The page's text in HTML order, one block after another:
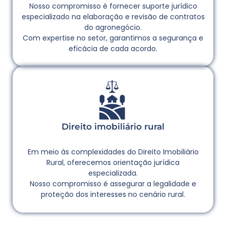
Nosso compromisso é fornecer suporte jurídico
especializado na elaboração e revisão de contratos
do agronegócio.
Com expertise no setor, garantimos a segurança e
eficácia de cada acordo.
Direito imobiliário rural
Em meio às complexidades do Direito Imobiliário
Rural, oferecemos orientação jurídica
especializada.
Nosso compromisso é assegurar a legalidade e
proteção dos interesses no cenário rural.